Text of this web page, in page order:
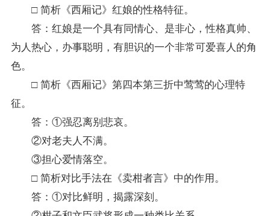
□ 简析《西厢记》红娘的性格特征。
答：红娘是一个具有同情心、是非心，性格真帅、
为人热心，办事聪明，有胆识的一个非常可爱喜人的角
色。
□ 简析《西厢记》第四本第三折中莺莺的心理特
征。
答：①强忍离别悲哀。
②对老夫人不满。
③担心爱情落空。
□ 简析对比手法在《卖柑者言》中的作用。
答：①对比鲜明，揭露深刻。